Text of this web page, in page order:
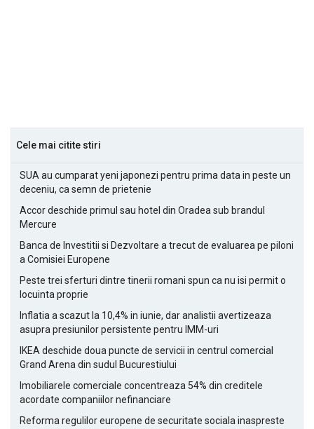
Cele mai citite stiri
SUA au cumparat yeni japonezi pentru prima data in peste un
deceniu, ca semn de prietenie
Accor deschide primul sau hotel din Oradea sub brandul
Mercure
Banca de Investitii si Dezvoltare a trecut de evaluarea pe piloni
a Comisiei Europene
Peste trei sferturi dintre tinerii romani spun ca nu isi permit o
locuinta proprie
Inflatia a scazut la 10,4% in iunie, dar analistii avertizeaza
asupra presiunilor persistente pentru IMM-uri
IKEA deschide doua puncte de servicii in centrul comercial
Grand Arena din sudul Bucurestiului
Imobiliarele comerciale concentreaza 54% din creditele
acordate companiilor nefinanciare
Reforma regulilor europene de securitate sociala inaspreste